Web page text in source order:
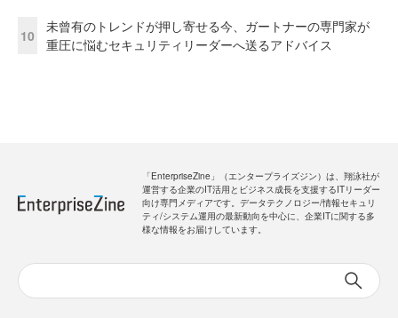
10
未曾有のトレンドが押し寄せる今、ガートナーの専門家が
重圧に悩むセキュリティリーダーへ送るアドバイス
「EnterpriseZine」（エンタープライズジン）は、翔泳社が
運営する企業のIT活用とビジネス成長を支援するITリーダー
向け専門メディアです。データテクノロジー/情報セキュリ
ティ/システム運用の最新動向を中心に、企業ITに関する多
様な情報をお届けしています。